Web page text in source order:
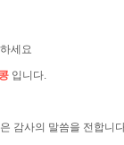
세요
입니다.
감사의 말씀을 전합니